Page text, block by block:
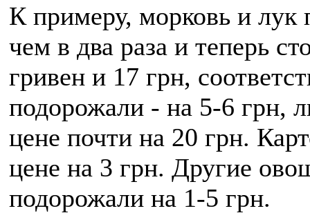
К примеру, морковь и лук
чем в два раза и теперь
гривен и 17 грн,
подорожали - на 5-6 грн,
цене почти на 20 грн.
цене на 3 грн. Другие
подорожали на 1-5 грн.